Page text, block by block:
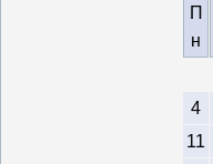
П
н
4
11